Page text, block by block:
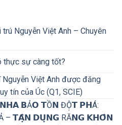
Nguyễn Việt Anh – Chuyên
thực sự càng tốt?
Việt Anh được đăng
tín của Úc (Q1, SCIE)
𝗕Ả𝗢 𝗧Ồ𝗡 ĐỘ̣𝗧 𝗣𝗛Á:
– 𝗧𝗔̣̂𝗡 𝗗𝗨̣𝗡𝗚 RĂ𝗡𝗚 𝗞𝗛𝗢̂𝗡